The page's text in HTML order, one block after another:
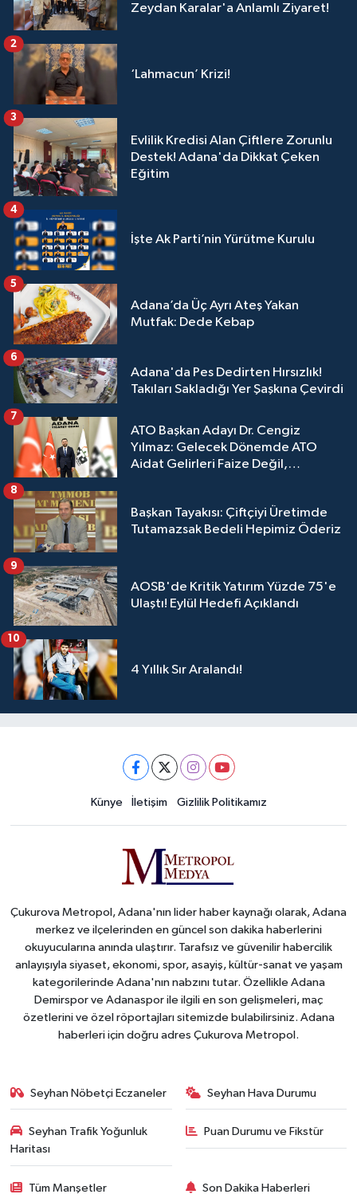
Zeydan Karalar'a Anlamlı Ziyaret!
‘Lahmacun’ Krizi!
2
Evlilik Kredisi Alan Çiftlere Zorunlu
Destek! Adana'da Dikkat Çeken
Eğitim
3
İşte Ak Parti’nin Yürütme Kurulu
4
Adana’da Üç Ayrı Ateş Yakan
Mutfak: Dede Kebap
5
Adana'da Pes Dedirten Hırsızlık!
Takıları Sakladığı Yer Şaşkına Çevirdi
6
ATO Başkan Adayı Dr. Cengiz
Yılmaz: Gelecek Dönemde ATO
Aidat Gelirleri Faize Değil,
7
Başkan Tayakısı: Çiftçiyi Üretimde
Tutamazsak Bedeli Hepimiz Öderiz
8
AOSB'de Kritik Yatırım Yüzde 75'e
Ulaştı! Eylül Hedefi Açıklandı
9
4 Yıllık Sır Aralandı!
10
Künye İletişim Gizlilik Politikamız
Çukurova Metropol, Adana'nın lider haber kaynağı olarak, Adana
merkez ve ilçelerinden en güncel son dakika haberlerini
okuyucularına anında ulaştırır. Tarafsız ve güvenilir habercilik
anlayışıyla siyaset, ekonomi, spor, asayiş, kültür-sanat ve yaşam
kategorilerinde Adana'nın nabzını tutar. Özellikle Adana
Demirspor ve Adanaspor ile ilgili en son gelişmeleri, maç
özetlerini ve özel röportajları sitemizde bulabilirsiniz. Adana
haberleri için doğru adres Çukurova Metropol.
Seyhan Nöbetçi Eczaneler Seyhan Hava Durumu
Seyhan Trafik Yoğunluk
Haritası
Puan Durumu ve Fikstür
Tüm Manşetler Son Dakika Haberleri